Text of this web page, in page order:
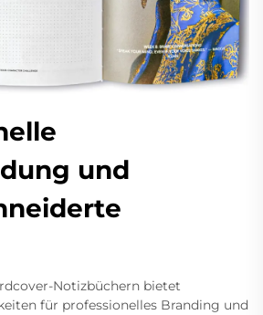
und
Notizbüchern bietet
für professionelles Branding und